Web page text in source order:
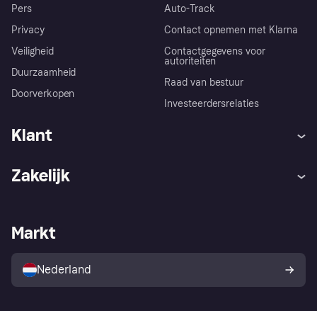
Pers
Privacy
Veiligheid
Duurzaamheid
Doorverkopen
Auto-Track
Contact opnemen met Klarna
Contactgegevens voor
autoriteiten
Raad van bestuur
Investeerdersrelaties
Klant
Winkeloverzicht
Kopersbescherming voor
consumenten
Zakelijk
Zakelijke login
Markt
Nederland